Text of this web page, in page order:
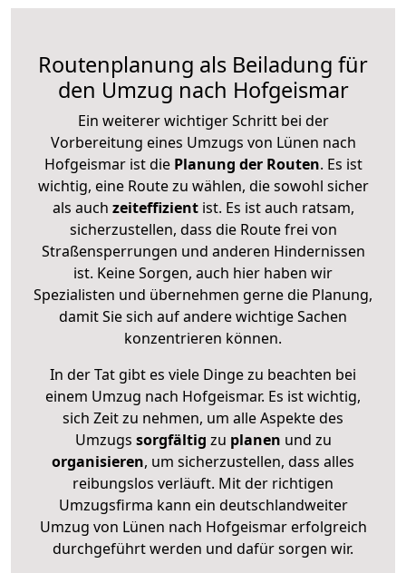
Routenplanung als Beiladung für
den Umzug nach Hofgeismar
Ein weiterer wichtiger Schritt bei der
Vorbereitung eines Umzugs von Lünen nach
Hofgeismar ist diePlanung der Routen. Es ist
wichtig, eine Route zu wählen, die sowohl sicher
als auch zeiteffizientist. Es ist auch ratsam,
sicherzustellen, dass die Route frei von
Straßensperrungen und anderen Hindernissen
ist. Keine Sorgen, auch hier haben wir
Spezialisten und übernehmen gerne die Planung,
damit Sie sich auf andere wichtige Sachen
konzentrieren können.
In der Tat gibt es viele Dinge zu beachten bei
einem Umzug nach Hofgeismar. Es ist wichtig,
sich Zeit zu nehmen, um alle Aspekte des
Umzugs sorgfältig zu planen und zu
organisieren, um sicherzustellen, dass alles
reibungslos verläuft. Mit der richtigen
Umzugsfirma kann ein deutschlandweiter
Umzug von Lünen nach Hofgeismar erfolgreich
durchgeführt werden und dafür sorgen wir.